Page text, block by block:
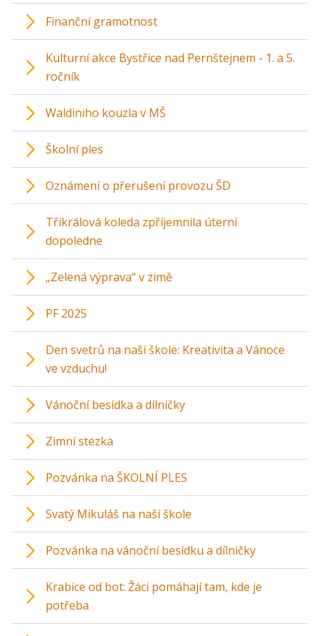
Finanční gramotnost
Kulturní akce Bystřice nad Pernštejnem - 1. a 5.
ročník
Waldiniho kouzla v MŠ
Školní ples
Oznámení o přerušení provozu ŠD
Tříkrálová koleda zpříjemnila úterní
dopoledne
„Zelená výprava“ v zimě
PF 2025
Den svetrů na naší škole: Kreativita a Vánoce
ve vzduchu!
Vánoční besídka a dílničky
Zimní stezka
Pozvánka na ŠKOLNÍ PLES
Svatý Mikuláš na naší škole
Pozvánka na vánoční besídku a dílničky
Krabice od bot: Žáci pomáhají tam, kde je
potřeba